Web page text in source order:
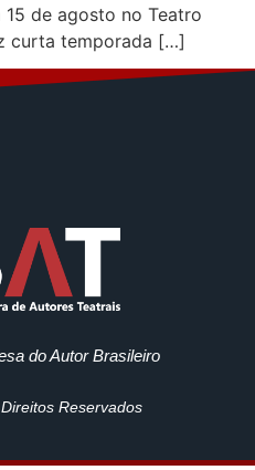
de agosto no Teatro
curta temporada […]
do Autor Brasileiro
Reservados